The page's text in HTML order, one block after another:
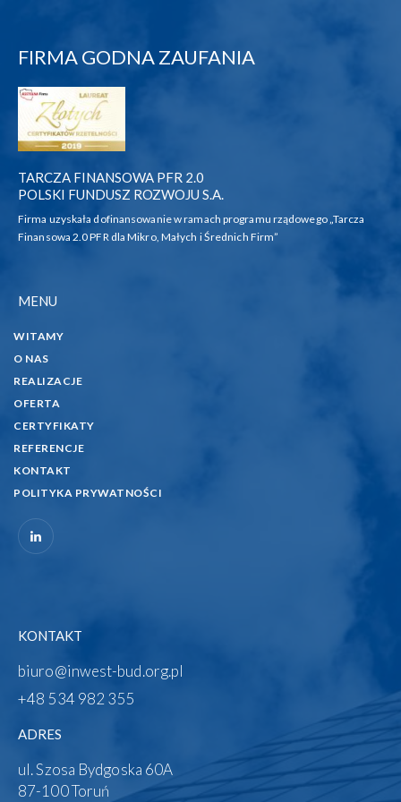
FIRMA GODNA ZAUFANIA
TARCZA FINANSOWA PFR 2.0
POLSKI FUNDUSZ ROZWOJU S.A.
Firma uzyskała dofinansowanie w ramach programu rządowego „Tarcza
Finansowa 2.0 PFR dla Mikro, Małych i Średnich Firm”
MENU
WITAMY
O NAS
REALIZACJE
OFERTA
CERTYFIKATY
REFERENCJE
KONTAKT
POLITYKA PRYWATNOŚCI
KONTAKT
biuro@inwest-bud.org.pl
+48 534 982 355‬
ADRES
ul. Szosa Bydgoska 60A
87-100 Toruń